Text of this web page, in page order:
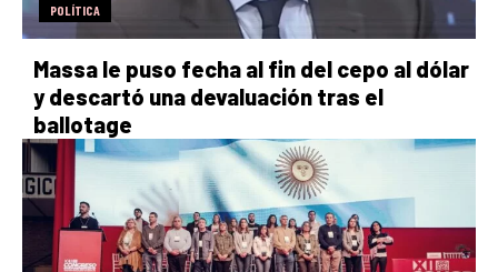
POLÍTICA
Massa le puso fecha al fin del cepo al dólar
y descartó una devaluación tras el
ballotage